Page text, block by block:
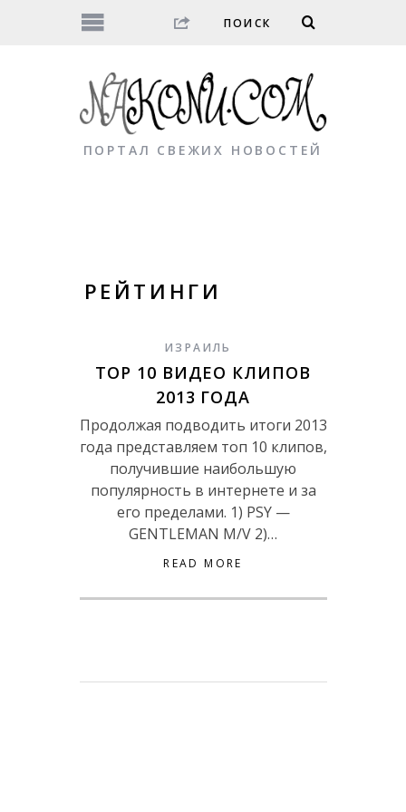
ПОРТАЛ СВЕЖИХ НОВОСТЕЙ
РЕЙТИНГИ
ИЗРАИЛЬ
TOP 10 ВИДЕО КЛИПОВ
2013 ГОДА
Продолжая подводить итоги 2013
года представляем топ 10 клипов,
получившие наибольшую
популярность в интернете и за
его пределами. 1) PSY —
GENTLEMAN M/V 2)…
READ MORE